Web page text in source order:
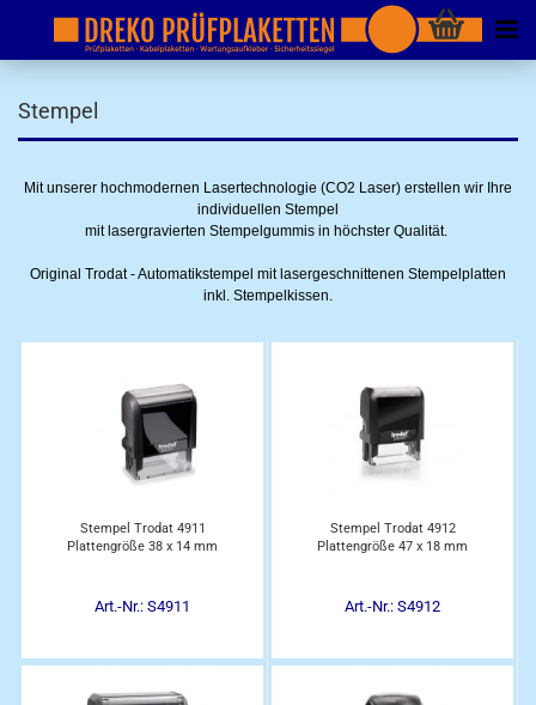
Stempel
Mit unserer hochmodernen Lasertechnologie (CO2 Laser) erstellen wir Ihre
individuellen Stempel
mit lasergravierten Stempelgummis in höchster Qualität.
Original Trodat - Automatikstempel mit lasergeschnittenen Stempelplatten
inkl. Stempelkissen.
Stempel Trodat 4911
Plattengröße 38 x 14 mm
Art.-Nr.: S4911
Stempel Trodat 4912
Plattengröße 47 x 18 mm
Art.-Nr.: S4912